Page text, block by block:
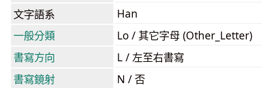
文字語系
Han
一般分類
Lo / 其它字母 (Other_Letter)
書寫方向
L / 左至右書寫
書寫鏡射
N / 否